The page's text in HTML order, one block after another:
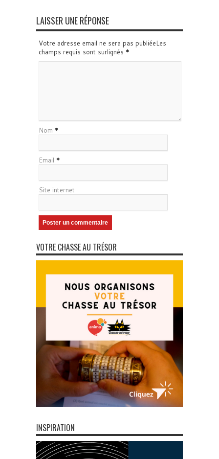
LAISSER UNE RÉPONSE
Votre adresse email ne sera pas publiéeLes
champs requis sont surlignés *
Nom *
Email *
Site internet
VOTRE CHASSE AU TRÉSOR
INSPIRATION